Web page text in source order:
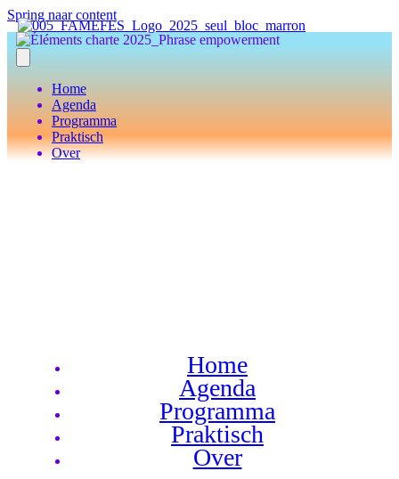
Spring naar content
Home
Agenda
Programma
Praktisch
Over
Home
Agenda
Programma
Praktisch
Over